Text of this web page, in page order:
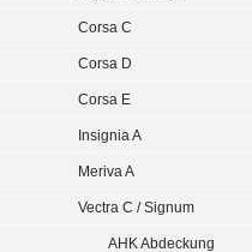
Corsa C
Corsa D
Corsa E
Insignia A
Meriva A
Vectra C / Signum
AHK Abdeckung